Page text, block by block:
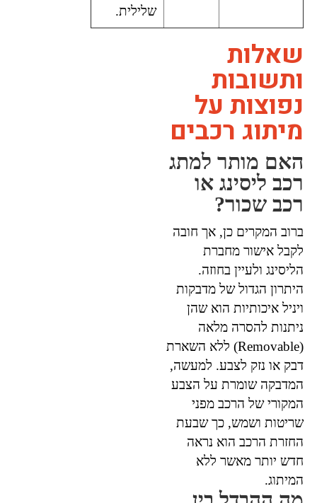
שלילית.
שאלות
ותשובות
נפוצות על
מיתוג רכבים
האם מותר למתג
רכב ליסינג או
רכב שכור?
ברוב המקרים כן, אך חובה
לקבל אישור מחברת
הליסינג ולעיין בחוזה.
היתרון הגדול של מדבקות
ויניל איכותיות הוא שהן
ניתנות להסרה מלאה
(Removable) ללא השארת
דבק או נזק לצבע. למעשה,
המדבקה שומרת על הצבע
המקורי של הרכב מפני
שריטות ושמש, כך שבעת
החזרת הרכב הוא נראה
חדש יותר מאשר ללא
המיתוג.